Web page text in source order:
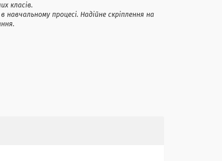
класів.
процесі. Надійне скріплення на